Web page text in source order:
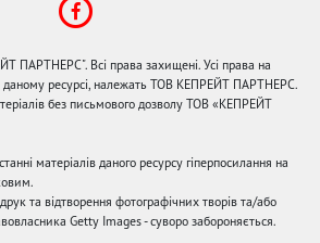
Всі права захищені. Усі права на
даному ресурсі, належать ТОВ КЕПРЕЙТ ПАРТНЕРС.
без письмового дозволу ТОВ «КЕПРЕЙТ
матеріалів даного ресурсу гіперпосилання на
та відтворення фотографічних творів та/або
Getty Images - суворо забороняється.